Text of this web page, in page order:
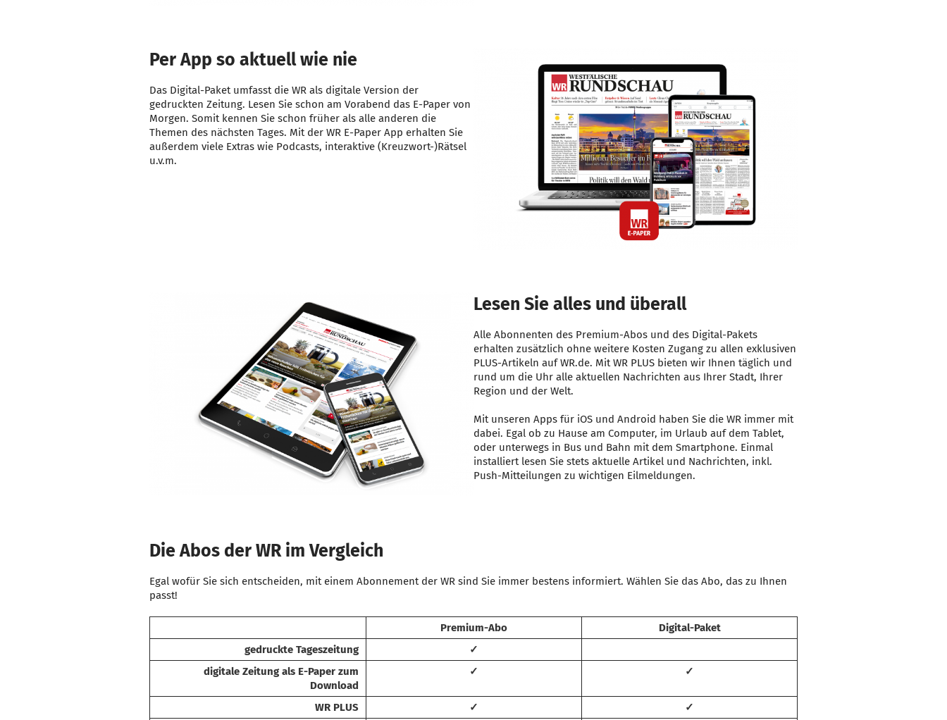
Per App so aktuell wie nie
Das Digital-Paket umfasst die WR als digitale Version der
gedruckten Zeitung. Lesen Sie schon am Vorabend das E-Paper von
Morgen. Somit kennen Sie schon früher als alle anderen die
Themen des nächsten Tages. Mit der WR E-Paper App erhalten Sie
außerdem viele Extras wie Podcasts, interaktive (Kreuzwort-)Rätsel
u.v.m.
Lesen Sie alles und überall
Alle Abonnenten des Premium-Abos und des Digital-Pakets
erhalten zusätzlich ohne weitere Kosten Zugang zu allen exklusiven
PLUS-Artikeln auf WR.de. Mit WR PLUS bieten wir Ihnen täglich und
rund um die Uhr alle aktuellen Nachrichten aus Ihrer Stadt, Ihrer
Region und der Welt.
Mit unseren Apps für iOS und Android haben Sie die WR immer mit
dabei. Egal ob zu Hause am Computer, im Urlaub auf dem Tablet,
oder unterwegs in Bus und Bahn mit dem Smartphone. Einmal
installiert lesen Sie stets aktuelle Artikel und Nachrichten, inkl.
Push-Mitteilungen zu wichtigen Eilmeldungen.
Die Abos der WR im Vergleich
Egal wofür Sie sich entscheiden, mit einem Abonnement der WR sind Sie immer bestens informiert. Wählen Sie das Abo, das zu Ihnen
passt!
Premium-Abo
Digital-Paket
gedruckte Tageszeitung
✓
digitale Zeitung als E-Paper zum
Download
✓ ✓
WR PLUS ✓
✓